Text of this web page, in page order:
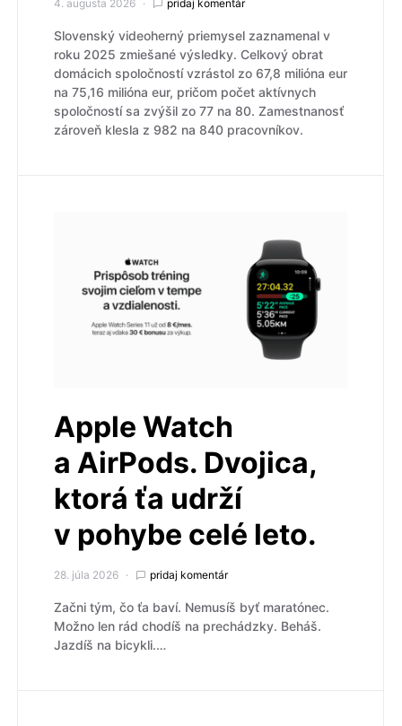
4. augusta 2026 pridaj komentár
Slovenský videoherný priemysel zaznamenal v
roku 2025 zmiešané výsledky. Celkový obrat
domácich spoločností vzrástol zo 67,8 milióna eur
na 75,16 milióna eur, pričom počet aktívnych
spoločností sa zvýšil zo 77 na 80. Zamestnanosť
zároveň klesla z 982 na 840 pracovníkov.
Apple Watch
a AirPods. Dvojica,
ktorá ťa udrží
v pohybe celé leto.
28. júla 2026 pridaj komentár
Začni tým, čo ťa baví. Nemusíš byť maratónec.
Možno len rád chodíš na prechádzky. Beháš.
Jazdíš na bicykli.…